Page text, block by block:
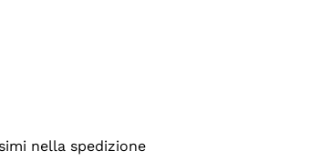
nella spedizione